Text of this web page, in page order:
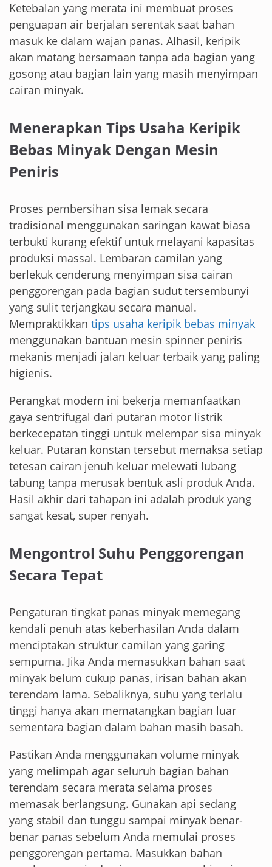
Ketebalan yang merata ini membuat proses
penguapan air berjalan serentak saat bahan
masuk ke dalam wajan panas. Alhasil, keripik
akan matang bersamaan tanpa ada bagian yang
gosong atau bagian lain yang masih menyimpan
cairan minyak.
Menerapkan Tips Usaha Keripik
Bebas Minyak Dengan Mesin
Peniris
Proses pembersihan sisa lemak secara
tradisional menggunakan saringan kawat biasa
terbukti kurang efektif untuk melayani kapasitas
produksi massal. Lembaran camilan yang
berlekuk cenderung menyimpan sisa cairan
penggorengan pada bagian sudut tersembunyi
yang sulit terjangkau secara manual.
Mempraktikkan tips usaha keripik bebas minyak
menggunakan bantuan mesin spinner peniris
mekanis menjadi jalan keluar terbaik yang paling
higienis.
Perangkat modern ini bekerja memanfaatkan
gaya sentrifugal dari putaran motor listrik
berkecepatan tinggi untuk melempar sisa minyak
keluar. Putaran konstan tersebut memaksa setiap
tetesan cairan jenuh keluar melewati lubang
tabung tanpa merusak bentuk asli produk Anda.
Hasil akhir dari tahapan ini adalah produk yang
sangat kesat, super renyah.
Mengontrol Suhu Penggorengan
Secara Tepat
Pengaturan tingkat panas minyak memegang
kendali penuh atas keberhasilan Anda dalam
menciptakan struktur camilan yang garing
sempurna. Jika Anda memasukkan bahan saat
minyak belum cukup panas, irisan bahan akan
terendam lama. Sebaliknya, suhu yang terlalu
tinggi hanya akan mematangkan bagian luar
sementara bagian dalam bahan masih basah.
Pastikan Anda menggunakan volume minyak
yang melimpah agar seluruh bagian bahan
terendam secara merata selama proses
memasak berlangsung. Gunakan api sedang
yang stabil dan tunggu sampai minyak benar-
benar panas sebelum Anda memulai proses
penggorengan pertama. Masukkan bahan